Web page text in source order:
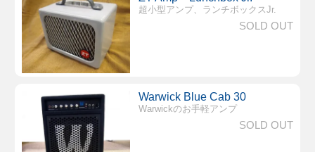
超小型アンプ、ランチボックスJr.
SOLD OUT
Warwick Blue Cab 30
Warwickのお手軽アンプ
SOLD OUT